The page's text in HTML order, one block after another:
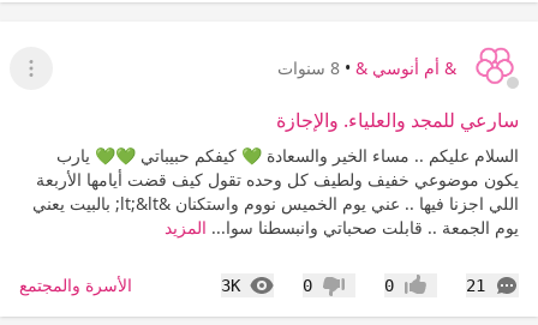
& أم أنوسي & • 8 سنوات
عرض
سارعي للمجد والعلياء. والإجازة
السلام عليكم .. مساء الخير والسعادة 💚 كيفكم حبيباتي 💚💚 يارب
يكون موضوعي خفيف ولطيف كل وحده تقول كيف قضت أيامها الأربعة
اللي اجزنا فيها .. عني يوم الخميس نووم واستكنان &lt;&lt; بالبيت يعني
يوم الجمعة .. قابلت صحباتي وانبسطنا سوا... المزيد
21
التعليقات إعجاب0 عدم إعجاب
0
3K
المشاهدات الأسرة والمجتمع